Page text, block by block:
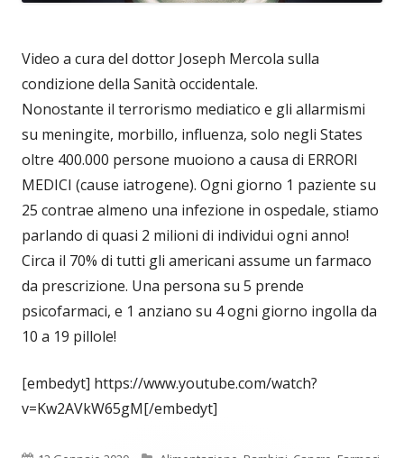
Video a cura del dottor Joseph Mercola sulla
condizione della Sanità occidentale.
Nonostante il terrorismo mediatico e gli allarmismi
su meningite, morbillo, influenza, solo negli States
oltre 400.000 persone muoiono a causa di ERRORI
MEDICI (cause iatrogene). Ogni giorno 1 paziente su
25 contrae almeno una infezione in ospedale, stiamo
parlando di quasi 2 milioni di individui ogni anno!
Circa il 70% di tutti gli americani assume un farmaco
da prescrizione. Una persona su 5 prende
psicofarmaci, e 1 anziano su 4 ogni giorno ingolla da
10 a 19 pillole!
[embedyt] https://www.youtube.com/watch?
v=Kw2AVkW65gM[/embedyt]